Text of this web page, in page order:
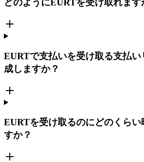
どのようにEURTを受け取れます
EURTで支払いを受け取る支払
成しますか？
EURTを受け取るのにどのくらい
すか？